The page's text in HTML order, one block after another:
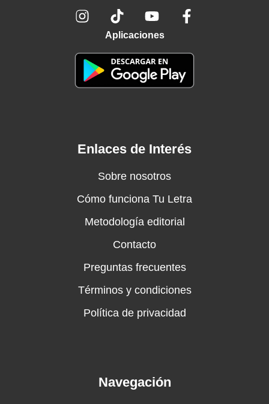
Aplicaciones
Enlaces de Interés
Sobre nosotros
Cómo funciona Tu Letra
Metodología editorial
Contacto
Preguntas frecuentes
Términos y condiciones
Política de privacidad
Navegación